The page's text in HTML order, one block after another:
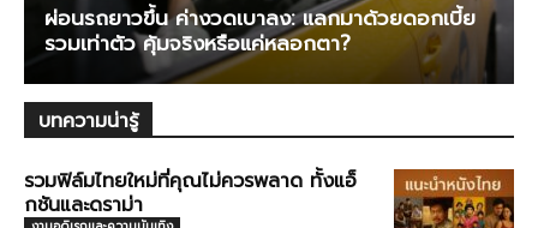
ผ่อนรถยาวขึ้น ค่างวดเบาลง: แลกมาด้วยดอกเบี้ย
รวมเท่าตัว คุ้มจริงหรือแค่หลอกตา?
บทความน่ารู้
รวมฟิล์มไทยใหม่ที่คุณไม่ควรพลาด ทั้งแอ็
กชันและดราม่า